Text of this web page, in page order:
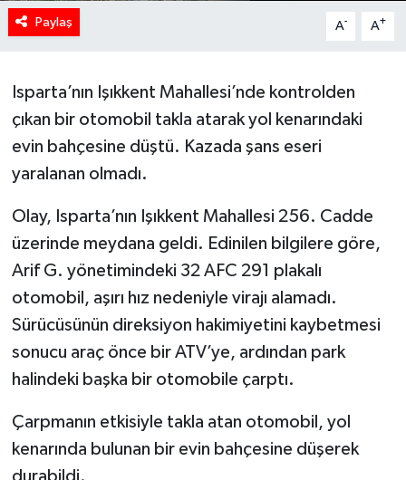
Paylaş A- A+
Isparta’nın Işıkkent Mahallesi’nde kontrolden
çıkan bir otomobil takla atarak yol kenarındaki
evin bahçesine düştü. Kazada şans eseri
yaralanan olmadı.
Olay, Isparta’nın Işıkkent Mahallesi 256. Cadde
üzerinde meydana geldi. Edinilen bilgilere göre,
Arif G. yönetimindeki 32 AFC 291 plakalı
otomobil, aşırı hız nedeniyle virajı alamadı.
Sürücüsünün direksiyon hakimiyetini kaybetmesi
sonucu araç önce bir ATV’ye, ardından park
halindeki başka bir otomobile çarptı.
Çarpmanın etkisiyle takla atan otomobil, yol
kenarında bulunan bir evin bahçesine düşerek
durabildi.